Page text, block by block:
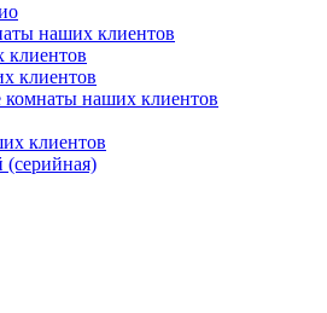
наших клиентов
клиентов
комнаты наших клиентов
клиентов
(серийная)